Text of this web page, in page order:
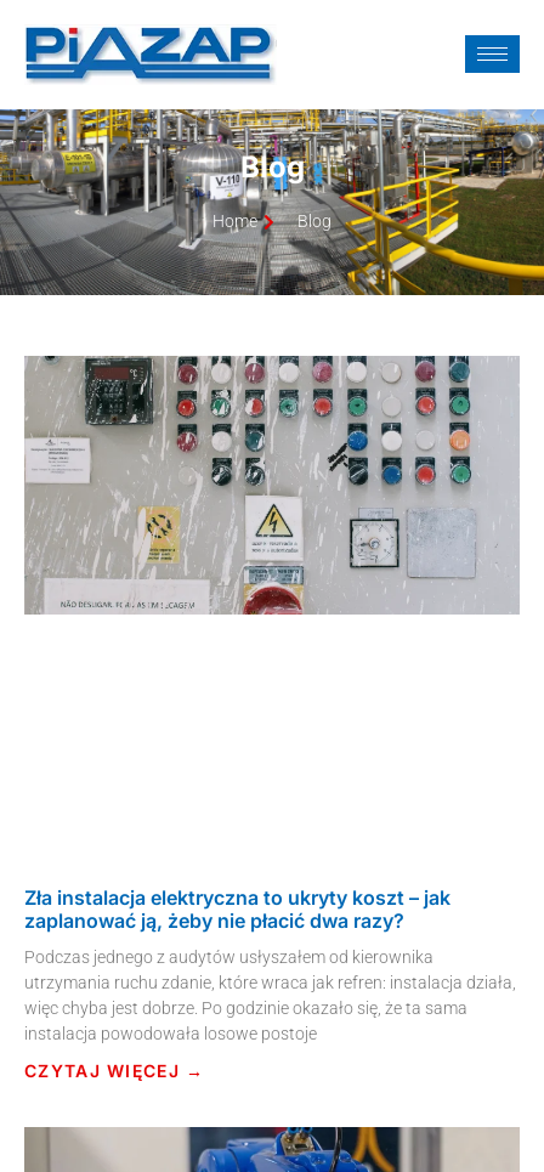
Blog
Home Blog
Zła instalacja elektryczna to ukryty koszt – jak
zaplanować ją, żeby nie płacić dwa razy?
Podczas jednego z audytów usłyszałem od kierownika
utrzymania ruchu zdanie, które wraca jak refren: instalacja działa,
więc chyba jest dobrze. Po godzinie okazało się, że ta sama
instalacja powodowała losowe postoje
CZYTAJ WIĘCEJ →